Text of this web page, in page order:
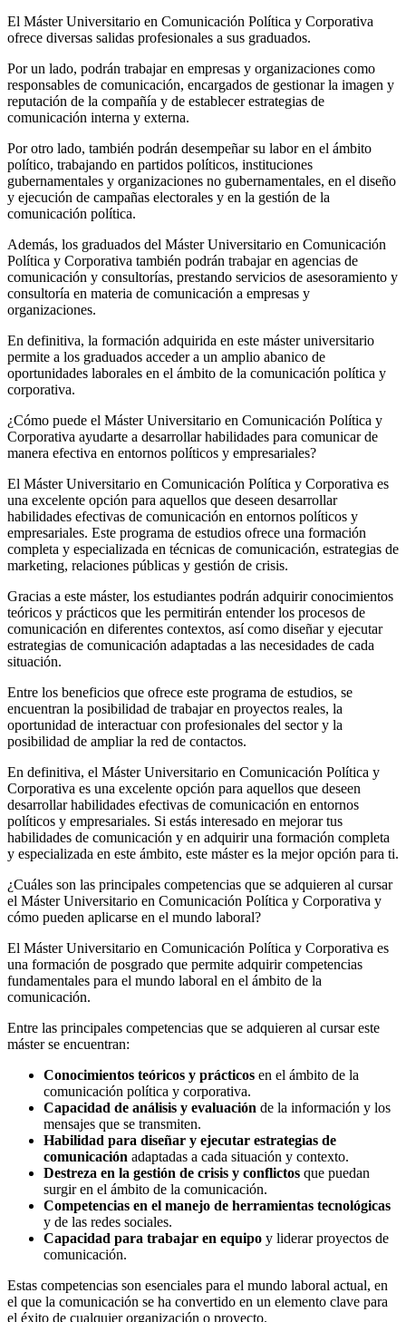
El Máster Universitario en Comunicación Política y Corporativa
ofrece diversas salidas profesionales a sus graduados.
Por un lado, podrán trabajar en empresas y organizaciones como
responsables de comunicación, encargados de gestionar la imagen y
reputación de la compañía y de establecer estrategias de
comunicación interna y externa.
Por otro lado, también podrán desempeñar su labor en el ámbito
político, trabajando en partidos políticos, instituciones
gubernamentales y organizaciones no gubernamentales, en el diseño
y ejecución de campañas electorales y en la gestión de la
comunicación política.
Además, los graduados del Máster Universitario en Comunicación
Política y Corporativa también podrán trabajar en agencias de
comunicación y consultorías, prestando servicios de asesoramiento y
consultoría en materia de comunicación a empresas y
organizaciones.
En definitiva, la formación adquirida en este máster universitario
permite a los graduados acceder a un amplio abanico de
oportunidades laborales en el ámbito de la comunicación política y
corporativa.
¿Cómo puede el Máster Universitario en Comunicación Política y
Corporativa ayudarte a desarrollar habilidades para comunicar de
manera efectiva en entornos políticos y empresariales?
El Máster Universitario en Comunicación Política y Corporativa es
una excelente opción para aquellos que deseen desarrollar
habilidades efectivas de comunicación en entornos políticos y
empresariales. Este programa de estudios ofrece una formación
completa y especializada en técnicas de comunicación, estrategias de
marketing, relaciones públicas y gestión de crisis.
Gracias a este máster, los estudiantes podrán adquirir conocimientos
teóricos y prácticos que les permitirán entender los procesos de
comunicación en diferentes contextos, así como diseñar y ejecutar
estrategias de comunicación adaptadas a las necesidades de cada
situación.
Entre los beneficios que ofrece este programa de estudios, se
encuentran la posibilidad de trabajar en proyectos reales, la
oportunidad de interactuar con profesionales del sector y la
posibilidad de ampliar la red de contactos.
En definitiva, el Máster Universitario en Comunicación Política y
Corporativa es una excelente opción para aquellos que deseen
desarrollar habilidades efectivas de comunicación en entornos
políticos y empresariales. Si estás interesado en mejorar tus
habilidades de comunicación y en adquirir una formación completa
y especializada en este ámbito, este máster es la mejor opción para ti.
¿Cuáles son las principales competencias que se adquieren al cursar
el Máster Universitario en Comunicación Política y Corporativa y
cómo pueden aplicarse en el mundo laboral?
El Máster Universitario en Comunicación Política y Corporativa es
una formación de posgrado que permite adquirir competencias
fundamentales para el mundo laboral en el ámbito de la
comunicación.
Entre las principales competencias que se adquieren al cursar este
máster se encuentran:
Conocimientos teóricos y prácticos en el ámbito de la
comunicación política y corporativa.
Capacidad de análisis y evaluación de la información y los
mensajes que se transmiten.
Habilidad para diseñar y ejecutar estrategias de
comunicación adaptadas a cada situación y contexto.
Destreza en la gestión de crisis y conflictos que puedan
surgir en el ámbito de la comunicación.
Competencias en el manejo de herramientas tecnológicas
y de las redes sociales.
Capacidad para trabajar en equipo y liderar proyectos de
comunicación.
Estas competencias son esenciales para el mundo laboral actual, en
el que la comunicación se ha convertido en un elemento clave para
el éxito de cualquier organización o proyecto.